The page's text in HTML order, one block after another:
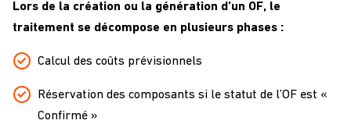
Lors de la création ou la génération d’un OF, le
traitement se décompose en plusieurs phases :
Calcul des coûts prévisionnels
Réservation des composants si le statut de l’OF est «
Confirmé »